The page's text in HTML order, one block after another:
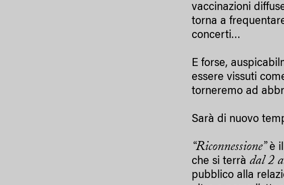
vaccinazioni
torna a
concerti…
E forse,
essere vissuti
torneremo ad
Sarà di nuovo
“Riconnessione” è
che si terrà dal 2
pubblico alla